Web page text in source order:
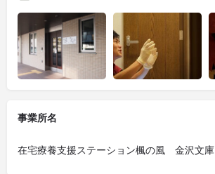
事業所名
在宅療養支援ステーション楓の風 金沢文庫